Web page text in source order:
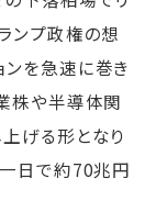
ンプ政権の想
を急速に巻き
株や半導体関
げる形となり
日で約70兆円